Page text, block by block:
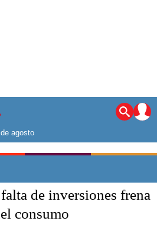
La ciudad
Punta Alta
El mundo
agosto
de inversiones frena
consumo